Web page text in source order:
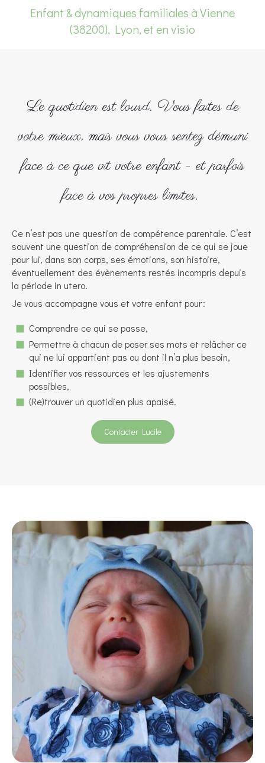
Enfant & dynamiques familiales à Vienne
(38200), Lyon, et en visio
Le quotidien est lourd. Vous faites de
votre mieux, mais vous vous sentez démuni
face à ce que vit votre enfant - et parfois
face à vos propres limites.
Ce n’est pas une question de compétence parentale. C’est
souvent une question de compréhension de ce qui se joue
pour lui, dans son corps, ses émotions, son histoire,
éventuellement des évènements restés incompris depuis
la période in utero.
Je vous accompagne vous et votre enfant pour :
Comprendre ce qui se passe,
Permettre à chacun de poser ses mots et relâcher ce
qui ne lui appartient pas ou dont il n’a plus besoin,
Identifier vos ressources et les ajustements
possibles,
(Re)trouver un quotidien plus apaisé.
Contacter Lucile